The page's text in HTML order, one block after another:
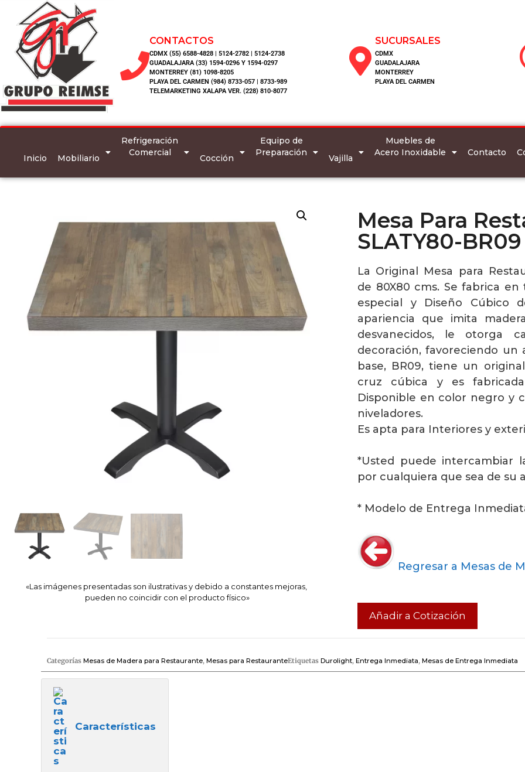
CONTACTOS
CDMX (55) 6588-4828 | 5124-2782 | 5124-2738
GUADALAJARA (33) 1594-0296 Y 1594-0297
MONTERREY (81) 1098-8205
PLAYA DEL CARMEN (984) 8733-057 | 8733-989
TELEMARKETING XALAPA VER. (228) 810-8077
SUCURSALES
CDMX
GUADALAJARA
MONTERREY
PLAYA DEL CARMEN
Inicio Mobiliario
Refrigeración
Comercial
Cocción
Equipo de
Preparación
Vajilla
Muebles de
Acero Inoxidable
Contacto
«Las imágenes presentadas son ilustrativas y debido a constantes mejoras,
pueden no coincidir con el producto físico»
Mesa Para
SLATY80-BR09
La Original Mesa para
de 80X80 cms. Se fabrica
especial y Diseño Cúbico
apariencia que imita
desvanecidos, le otorga
decoración, favoreciendo un
base, BR09, tiene un
cruz cúbica y es
Disponible en color negro y
niveladores.
Es apta para Interiores y
*Usted puede intercambiar
por cualquiera que sea de su
* Modelo de Entrega
Regresar a Mesas de
Añadir a Cotización
Categorías Mesas de Madera para Restaurante, Mesas para RestauranteEtiquetas Durolight, Entrega Inmediata, Mesas de Entrega Inmediata
Características